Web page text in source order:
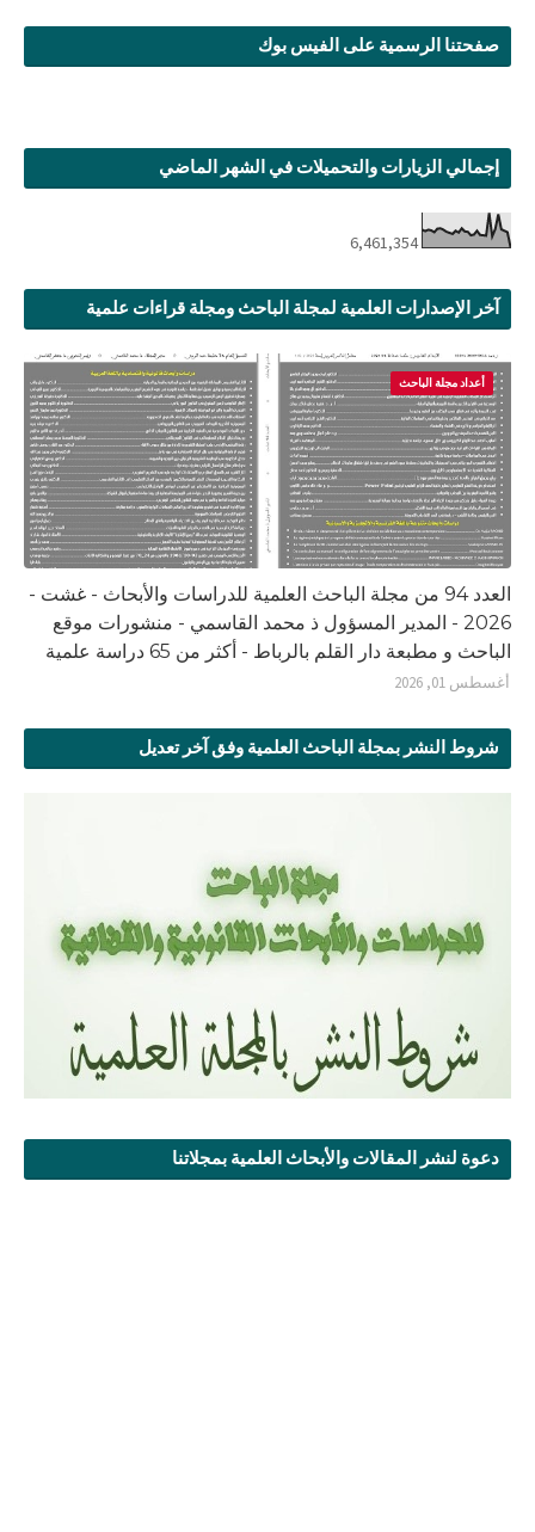
صفحتنا الرسمية على الفيس بوك
إجمالي الزيارات والتحميلات في الشهر الماضي
6,461,354
آخر الإصدارات العلمية لمجلة الباحث ومجلة قراءات علمية
أعداد مجلة الباحث
العدد 94 من مجلة الباحث العلمية للدراسات والأبحاث - غشت -
2026 - المدير المسؤول ذ محمد القاسمي - منشورات موقع
الباحث و مطبعة دار القلم بالرباط - أكثر من 65 دراسة علمية
أغسطس 01, 2026
شروط النشر بمجلة الباحث العلمية وفق آخر تعديل
دعوة لنشر المقالات والأبحاث العلمية بمجلاتنا